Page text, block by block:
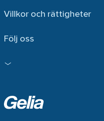
Villkor och rättigheter
Följ oss